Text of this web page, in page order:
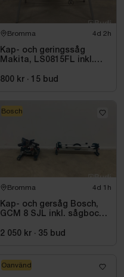
Bromma 4d 2h
Kap- och geringssåg
Makita, LS0815FL inkl.
Bosch, GTA 2600
800 kr · 15 bud
Bromma 4d 1h
Kap- och gersåg Bosch,
GCM 8 SJL inkl. sågbock
2 050 kr · 35 bud
Bosch
Oanvänd